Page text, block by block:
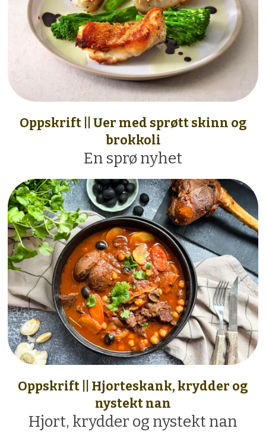
Oppskrift || Uer med sprøtt skinn og
brokkoli
En sprø nyhet
Oppskrift || Hjorteskank, krydder og
nystekt nan
Hjort, krydder og nystekt nan